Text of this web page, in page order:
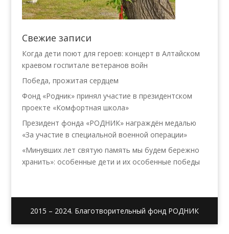
Свежие записи
Когда дети поют для героев: концерт в Алтайском
краевом госпитале ветеранов войн
Победа, прожитая сердцем
Фонд «Родник» принял участие в президентском
проекте «Комфортная школа»
Президент фонда «РОДНИК» награждён медалью
«За участие в специальной военной операции»
«Минувших лет святую память мы будем бережно
хранить»: особенные дети и их особенные победы
2015 – 2024. Благотворительный фонд РОДНИК